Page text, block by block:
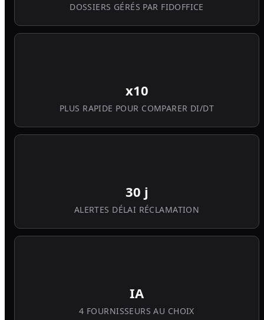
DOSSIERS GÉRÉS PAR FIDOFFICE
x10
PLUS RAPIDE POUR COMPARER DI/DT
30 j
ALERTES DÉLAI RÉCLAMATION
IA
4 FOURNISSEURS AU CHOIX